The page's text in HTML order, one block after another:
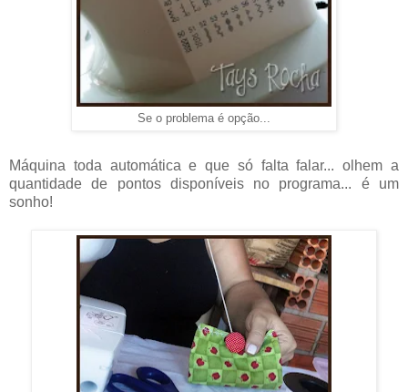
Se o problema é opção...
Máquina toda automática e que só falta falar... olhem a
quantidade de pontos disponíveis no programa... é um
sonho!